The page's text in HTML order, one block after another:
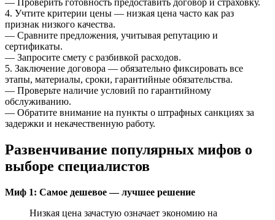
— Проверить готовность предоставить договор и страховку.
4. Учтите критерии цены — низкая цена часто как раз
признак низкого качества.
— Сравните предложения, учитывая репутацию и
сертификаты.
— Запросите смету с разбивкой расходов.
5. Заключение договора — обязательно фиксировать все
этапы, материалы, сроки, гарантийные обязательства.
— Проверьте наличие условий по гарантийному
обслуживанию.
— Обратите внимание на пункты о штрафных санкциях за
задержки и некачественную работу.
Развенчивание популярных мифов о
выборе специалистов
Миф 1: Самое дешевое — лучшее решение
Низкая цена зачастую означает экономию на